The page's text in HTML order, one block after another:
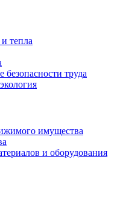
тепла
безопасности труда
имущества
и оборудования